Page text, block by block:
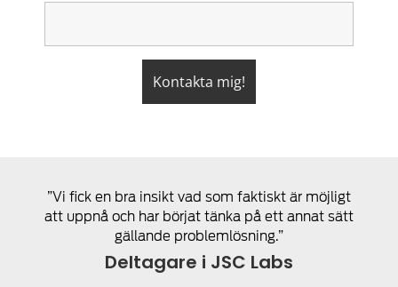
”Vi fick en bra insikt vad som faktiskt är möjligt
att uppnå och har börjat tänka på ett annat sätt
gällande problemlösning.”
Deltagare i JSC Labs